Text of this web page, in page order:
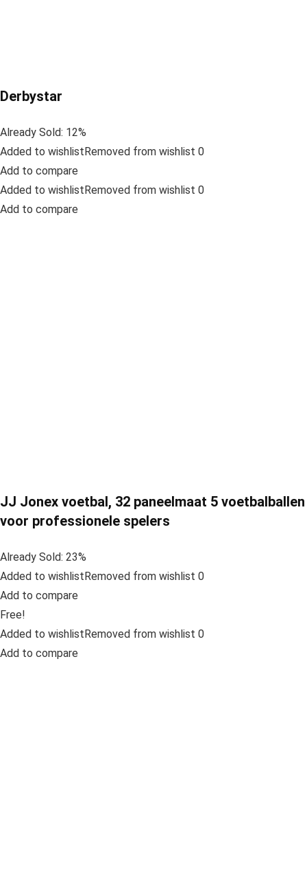
Derbystar
Already Sold: 12%
Added to wishlistRemoved from wishlist 0
Add to compare
Added to wishlistRemoved from wishlist 0
Add to compare
JJ Jonex voetbal, 32 paneelmaat 5 voetbalballen
voor professionele spelers
Already Sold: 23%
Added to wishlistRemoved from wishlist 0
Add to compare
Free!
Added to wishlistRemoved from wishlist 0
Add to compare